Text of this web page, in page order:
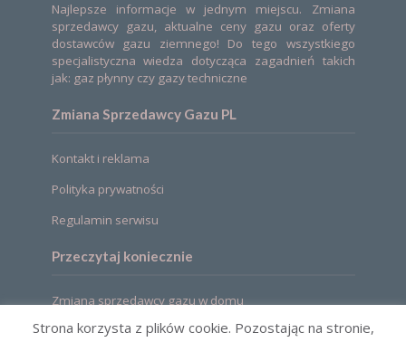
Najlepsze informacje w jednym miejscu. Zmiana
sprzedawcy gazu, aktualne ceny gazu oraz oferty
dostawców gazu ziemnego! Do tego wszystkiego
specjalistyczna wiedza dotycząca zagadnień takich
jak: gaz płynny czy gazy techniczne
Zmiana Sprzedawcy Gazu PL
Kontakt i reklama
Polityka prywatności
Regulamin serwisu
Przeczytaj koniecznie
Zmiana sprzedawcy gazu w domu
Strona korzysta z plików cookie. Pozostając na stronie,